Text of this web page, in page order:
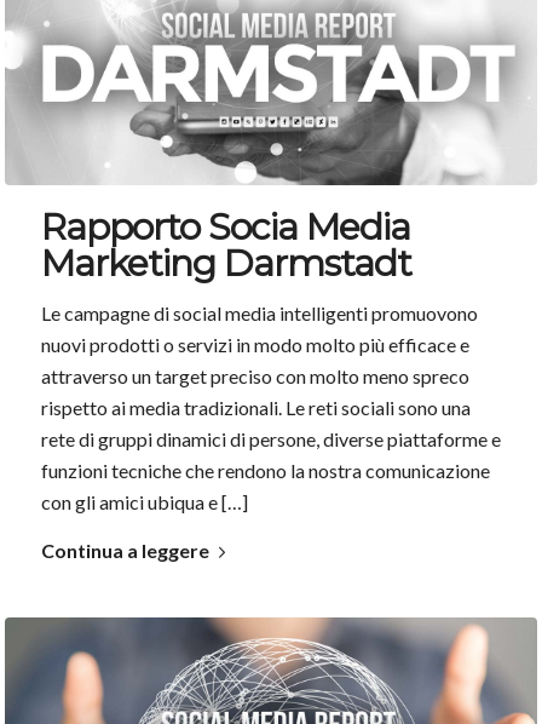
Rapporto Socia Media
Marketing Darmstadt
Le campagne di social media intelligenti promuovono
nuovi prodotti o servizi in modo molto più efficace e
attraverso un target preciso con molto meno spreco
rispetto ai media tradizionali. Le reti sociali sono una
rete di gruppi dinamici di persone, diverse piattaforme e
funzioni tecniche che rendono la nostra comunicazione
con gli amici ubiqua e […]
Continua a leggere